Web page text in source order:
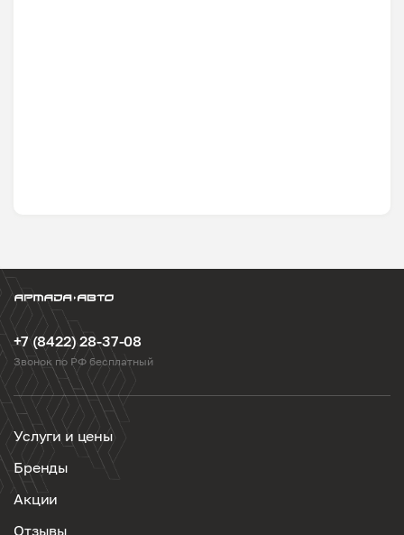
+7 (8422) 28-37-08
Звонок по РФ бесплатный
Услуги и цены
Бренды
Акции
Отзывы